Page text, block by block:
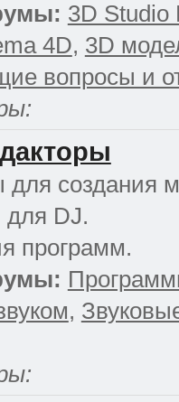
3D Studio
4D, 3D
вопросы и
создания
DJ.
программ.
,